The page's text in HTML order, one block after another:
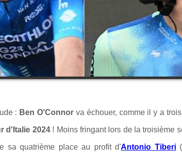
: Ben O'Connor va échouer, comme il y a
d'Italie 2024! Moins fringant lors de la troisième
sa quatrième place au profit d'Antonio Tiberi